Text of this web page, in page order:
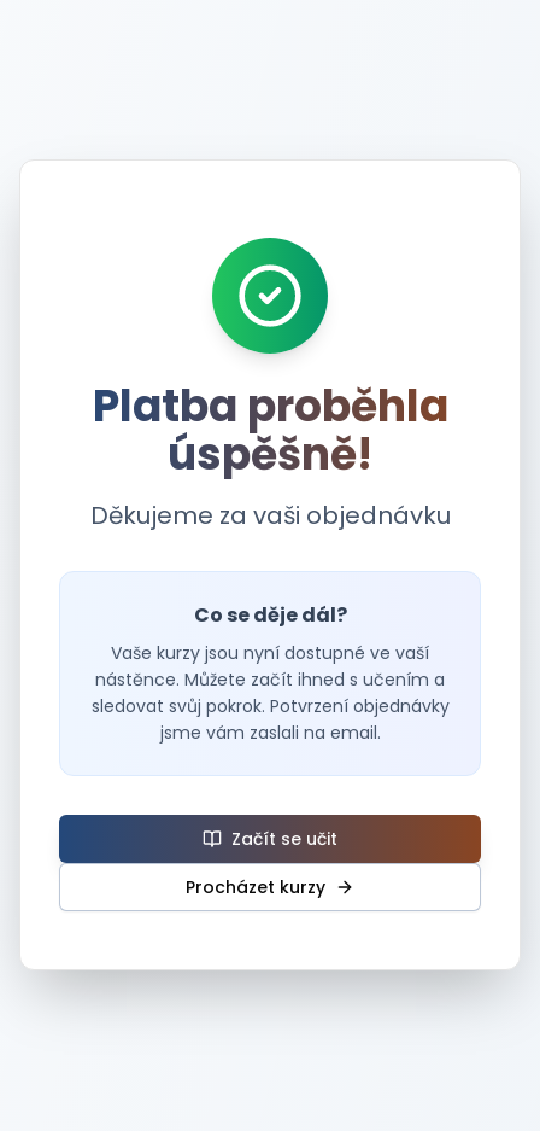
Platba proběhla
úspěšně!
Děkujeme za vaši objednávku
Co se děje dál?
Vaše kurzy jsou nyní dostupné ve vaší
nástěnce. Můžete začít ihned s učením a
sledovat svůj pokrok. Potvrzení objednávky
jsme vám zaslali na email.
Začít se učit
Procházet kurzy